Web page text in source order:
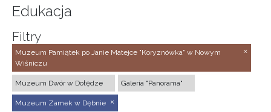
Edukacja
Filtry
Muzeum Pamiątek po Janie Matejce "Koryznówka" w Nowym
Wiśniczu
Muzeum Dwór w Dołędze Galeria "Panorama"
Muzeum Zamek w Dębnie